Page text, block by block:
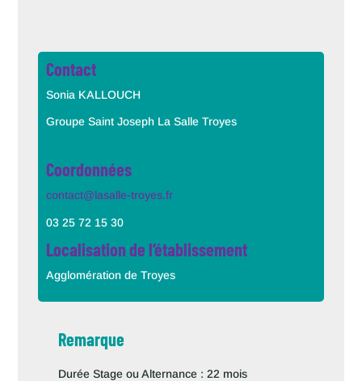
Contact
Sonia KALLOUCH
Groupe Saint Joseph La Salle Troyes
Coordonnées
contact@lasalle-troyes.fr
03 25 72 15 30
Localisation de l’établissement
Agglomération de Troyes
Remarque
Durée Stage ou Alternance : 22 mois